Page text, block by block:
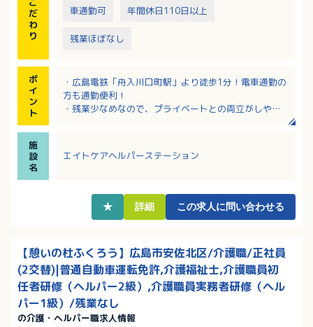
だ
わ
り
車通勤可 年間休日110日以上
残業ほぼなし
ポ
イ
ン
ト
・広島電鉄「舟入川口町駅」より徒歩1分！電車通勤の
方も通勤便利！
・残業少なめなので、プライベートとの両立がしやす
・有給休暇は1時間単位から取得可能です！訪問と訪問
の間が長い時などにも使用可能！
施
設
名
エイトケアヘルパーステーション
★ 詳細 この求人に問い合わせる
【憩いの杜ふくろう】広島市安佐北区/介護職/正社員
(2交替)|普通自動車運転免許,介護福祉士,介護職員初
任者研修（ヘルパー2級）,介護職員実務者研修（ヘル
パー1級）/残業なし
の介護・ヘルパー職求人情報